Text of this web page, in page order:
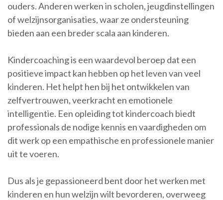
ouders. Anderen werken in scholen, jeugdinstellingen
of welzijnsorganisaties, waar ze ondersteuning
bieden aan een breder scala aan kinderen.
Kindercoaching is een waardevol beroep dat een
positieve impact kan hebben op het leven van veel
kinderen. Het helpt hen bij het ontwikkelen van
zelfvertrouwen, veerkracht en emotionele
intelligentie. Een opleiding tot kindercoach biedt
professionals de nodige kennis en vaardigheden om
dit werk op een empathische en professionele manier
uit te voeren.
Dus als je gepassioneerd bent door het werken met
kinderen en hun welzijn wilt bevorderen, overweeg